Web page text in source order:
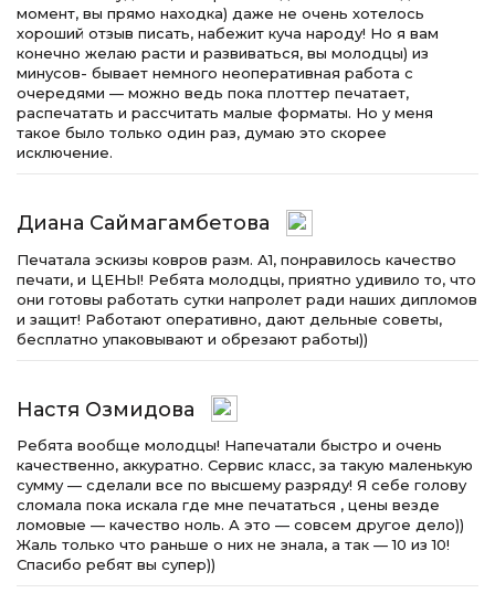
момент, вы прямо находка) даже не очень хотелось
хороший отзыв писать, набежит куча народу! Но я вам
конечно желаю расти и развиваться, вы молодцы) из
минусов- бывает немного неоперативная работа с
очередями — можно ведь пока плоттер печатает,
распечатать и рассчитать малые форматы. Но у меня
такое было только один раз, думаю это скорее
исключение.
Диана Саймагамбетова
Печатала эскизы ковров разм. А1, понравилось качество
печати, и ЦЕНЫ! Ребята молодцы, приятно удивило то, что
они готовы работать сутки напролет ради наших дипломов
и защит! Работают оперативно, дают дельные советы,
бесплатно упаковывают и обрезают работы))
Настя Озмидова
Ребята вообще молодцы! Напечатали быстро и очень
качественно, аккуратно. Сервис класс, за такую маленькую
сумму — сделали все по высшему разряду! Я себе голову
сломала пока искала где мне печататься , цены везде
ломовые — качество ноль. А это — совсем другое дело))
Жаль только что раньше о них не знала, а так — 10 из 10!
Спасибо ребят вы супер))